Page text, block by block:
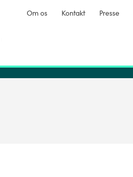
Om os Kontakt Presse